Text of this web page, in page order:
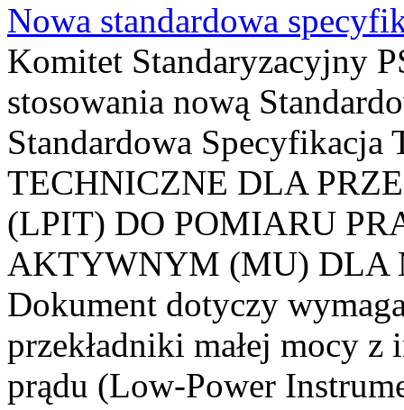
Nowa standardowa
Komitet Standaryzacyjny
stosowania nową
Standardowa
TECHNICZNE DLA
(LPIT) DO POMIARU
AKTYWNYM (MU) DLA
Dokument dotyczy
przekładniki małej mocy
prądu (Low-Power